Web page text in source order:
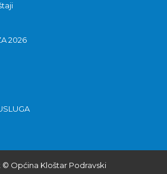
2026
Općina Kloštar Podravski